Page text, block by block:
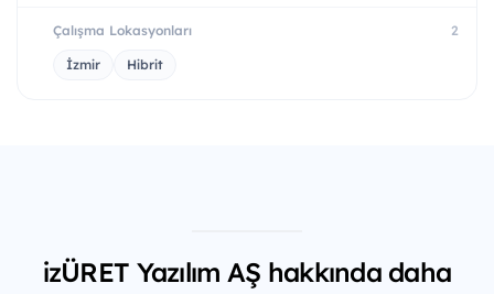
Çalışma Lokasyonları 2
İzmir Hibrit
izÜRET Yazılım AŞ hakkında daha